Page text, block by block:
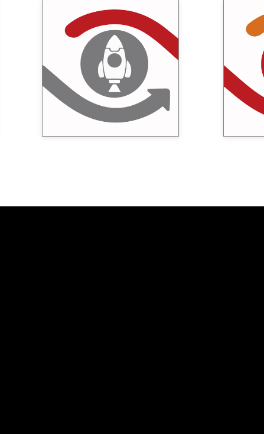
Motivación
Conectar al participante con los
contenidos para que tenga la
motivación adecuada. Dar
respuesta a la pregunta: ¿Y esto,
porque me interesa a mí?
y
ritmo y